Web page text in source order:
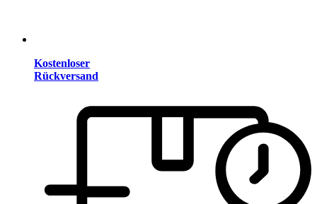
Kostenloser
Rückversand